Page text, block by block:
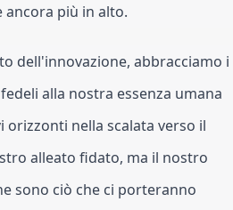
ancora più in alto.
dell'innovazione, abbracciamo i
alla nostra essenza umana
nella scalata verso il
alleato fidato, ma il nostro
sono ciò che ci porteranno